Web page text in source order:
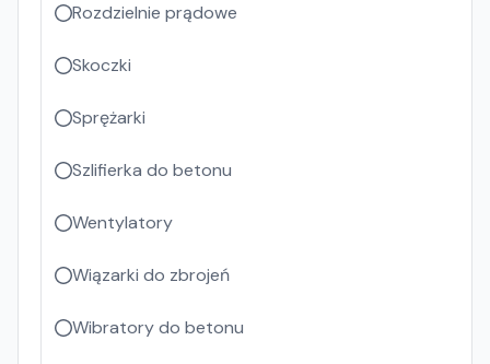
Rozdzielnie prądowe
Skoczki
Sprężarki
Szlifierka do betonu
Wentylatory
Wiązarki do zbrojeń
Wibratory do betonu